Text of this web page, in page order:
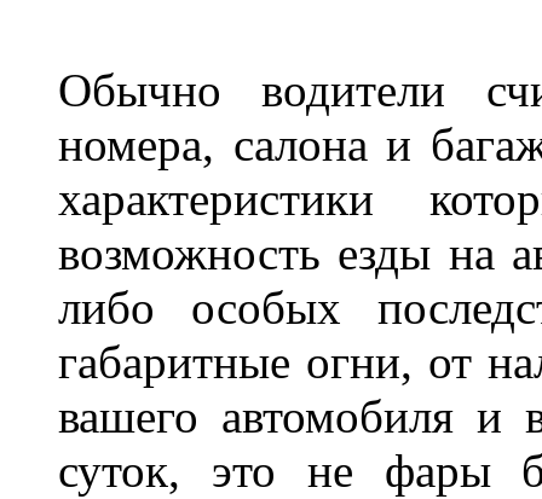
Обычно водители
номера, салона и
характеристики
возможность езды на
либо особых
габаритные огни, от
вашего автомобиля и
суток, это не фары